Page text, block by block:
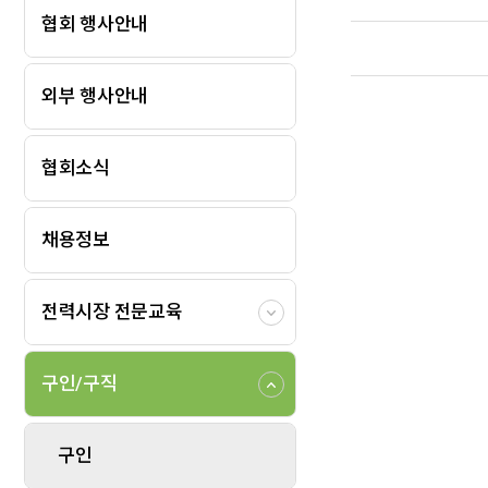
협회 행사안내
외부 행사안내
협회소식
채용정보
전력시장 전문교육
구인/구직
구인